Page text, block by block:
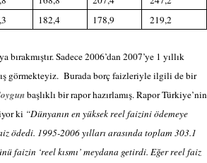
182,4 178,9 219,2
Sadece 2006’dan 2007’ye 1 yıllık
görmekteyiz. Burada borç faizleriyle ilgili de bir
başlıklı bir rapor hazırlamış. Rapor Türkiye’nin
ki “Dünyanın en yüksek reel faizini ödemeye
ödedi. 1995-2006 yılları arasında toplam 303.1
faizin ‘reel kısmı’ meydana getirdi. Eğer reel faiz